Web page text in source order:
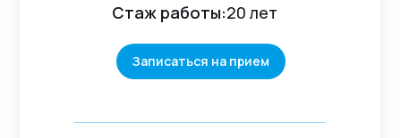
Стаж работы:20 лет
Записаться на прием